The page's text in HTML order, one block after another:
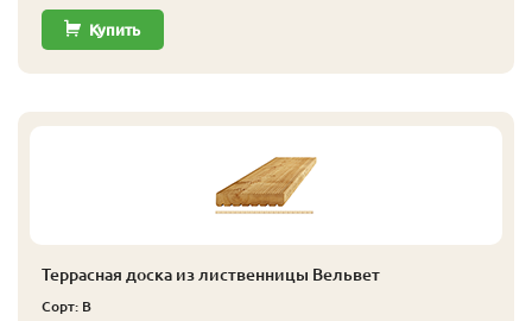
Купить
Террасная доска из лиственницы Вельвет
Сорт: В